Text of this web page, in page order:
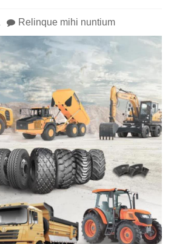
Relinque mihi nuntium